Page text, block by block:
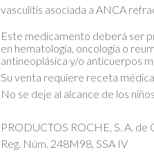
vasculitis asociada a ANCA
Este medicamento deberá ser
en hematología, oncología o
antineoplásica y/o anticuerpos
Su venta requiere receta médica.
No se deje al alcance de los niños.
PRODUCTOS ROCHE, S. A. de
Reg. Núm. 248M98, SSA IV